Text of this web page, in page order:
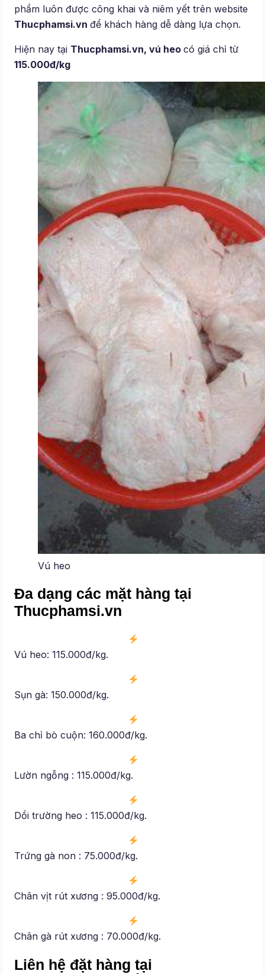
phẩm luôn được công khai và niêm yết trên website
Thucphamsi.vnđể khách hàng dễ dàng lựa chọn.
Hiện nay tại Thucphamsi.vn, vú heocó giá chỉ từ
115.000đ/kg
Vú heo
Đa dạng các mặt hàng tại
Thucphamsi.vn
Vú heo: 115.000đ/kg.
Sụn gà: 150.000đ/kg.
Ba chỉ bò cuộn: 160.000đ/kg.
Lườn ngỗng : 115.000đ/kg.
Dồi trường heo : 115.000đ/kg.
Trứng gà non : 75.000đ/kg.
Chân vịt rút xương : 95.000đ/kg.
Chân gà rút xương : 70.000đ/kg.
Liên hệ đặt hàng tại